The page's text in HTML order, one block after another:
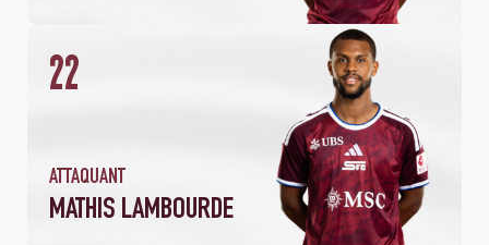
22
ATTAQUANT
MATHIS LAMBOURDE
2
MINUTES JOUÉES